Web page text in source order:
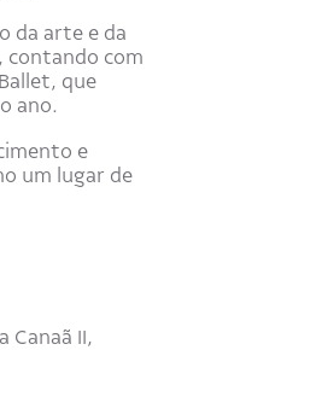
da arte e da
contando com
que
ano.
e
um lugar de
Canaã II,